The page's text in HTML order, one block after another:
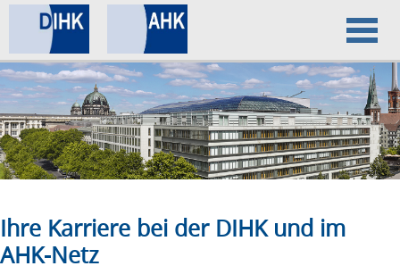
Home
Datenschutz
Impressum
Ihre Karriere bei der DIHK und im
AHK-Netz